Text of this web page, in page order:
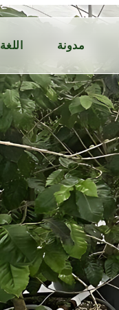
مدونة اللغة